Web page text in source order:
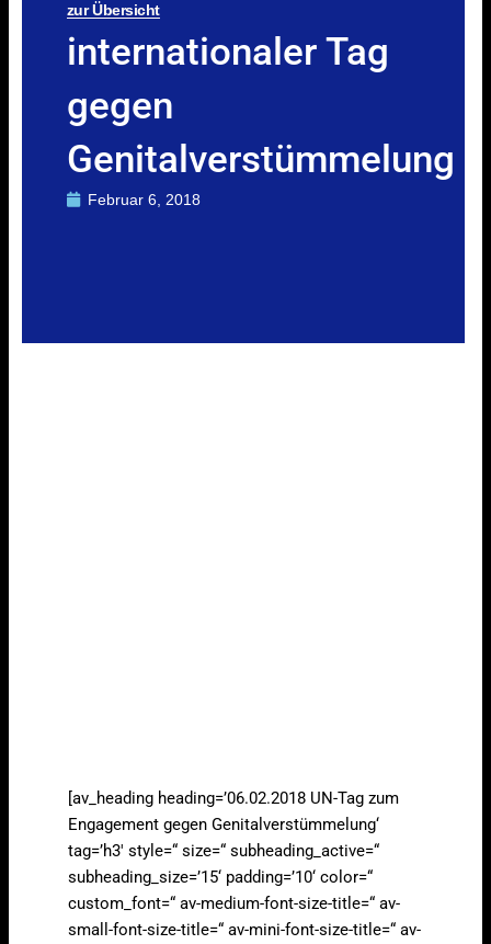
zur Übersicht
internationaler Tag
gegen
Genitalverstümmelung
Februar 6, 2018
[av_heading heading=’06.02.2018 UN-Tag zum
Engagement gegen Genitalverstümmelung‘
tag=’h3′ style=“ size=“ subheading_active=“
subheading_size=’15‘ padding=’10‘ color=“
custom_font=“ av-medium-font-size-title=“ av-
small-font-size-title=“ av-mini-font-size-title=“ av-